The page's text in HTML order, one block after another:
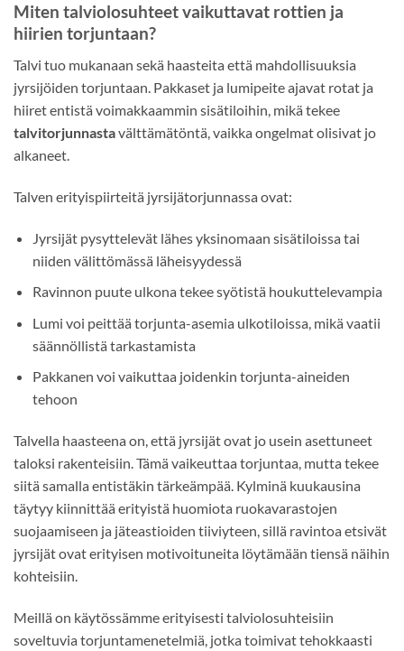
Miten talviolosuhteet vaikuttavat rottien ja
hiirien torjuntaan?
Talvi tuo mukanaan sekä haasteita että mahdollisuuksia
jyrsijöiden torjuntaan. Pakkaset ja lumipeite ajavat rotat ja
hiiret entistä voimakkaammin sisätiloihin, mikä tekee
talvitorjunnastavälttämätöntä, vaikka ongelmat olisivat jo
alkaneet.
Talven erityispiirteitä jyrsijätorjunnassa ovat:
Jyrsijät pysyttelevät lähes yksinomaan sisätiloissa tai
niiden välittömässä läheisyydessä
Ravinnon puute ulkona tekee syötistä houkuttelevampia
Lumi voi peittää torjunta-asemia ulkotiloissa, mikä vaatii
säännöllistä tarkastamista
Pakkanen voi vaikuttaa joidenkin torjunta-aineiden
tehoon
Talvella haasteena on, että jyrsijät ovat jo usein asettuneet
taloksi rakenteisiin. Tämä vaikeuttaa torjuntaa, mutta tekee
siitä samalla entistäkin tärkeämpää. Kylminä kuukausina
täytyy kiinnittää erityistä huomiota ruokavarastojen
suojaamiseen ja jäteastioiden tiiviyteen, sillä ravintoa etsivät
jyrsijät ovat erityisen motivoituneita löytämään tiensä näihin
kohteisiin.
Meillä on käytössämme erityisesti talviolosuhteisiin
soveltuvia torjuntamenetelmiä, jotka toimivat tehokkaasti